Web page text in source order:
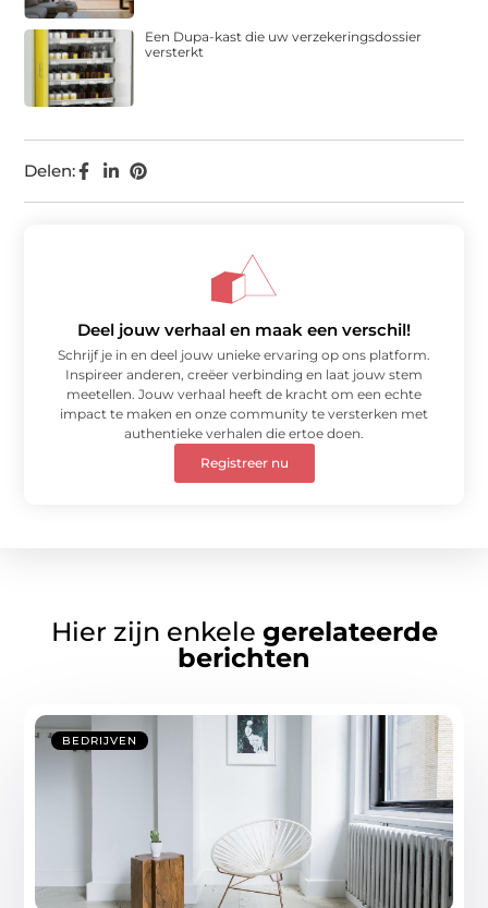
Delen:
Een Dupa-kast die uw verzekeringsdossier
versterkt
Deel jouw verhaal en maak een verschil!
Schrijf je in en deel jouw unieke ervaring op ons platform.
Inspireer anderen, creëer verbinding en laat jouw stem
meetellen. Jouw verhaal heeft de kracht om een echte
impact te maken en onze community te versterken met
authentieke verhalen die ertoe doen.
Registreer nu
Hier zijn enkele gerelateerde
berichten
BEDRIJVEN